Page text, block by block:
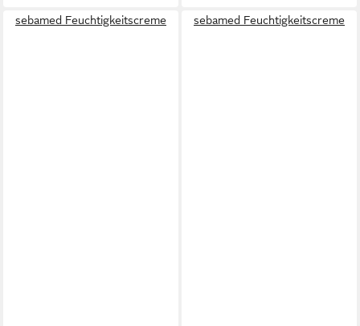
sebamed Feuchtigkeitscreme sebamed Feuchtigkeitscreme